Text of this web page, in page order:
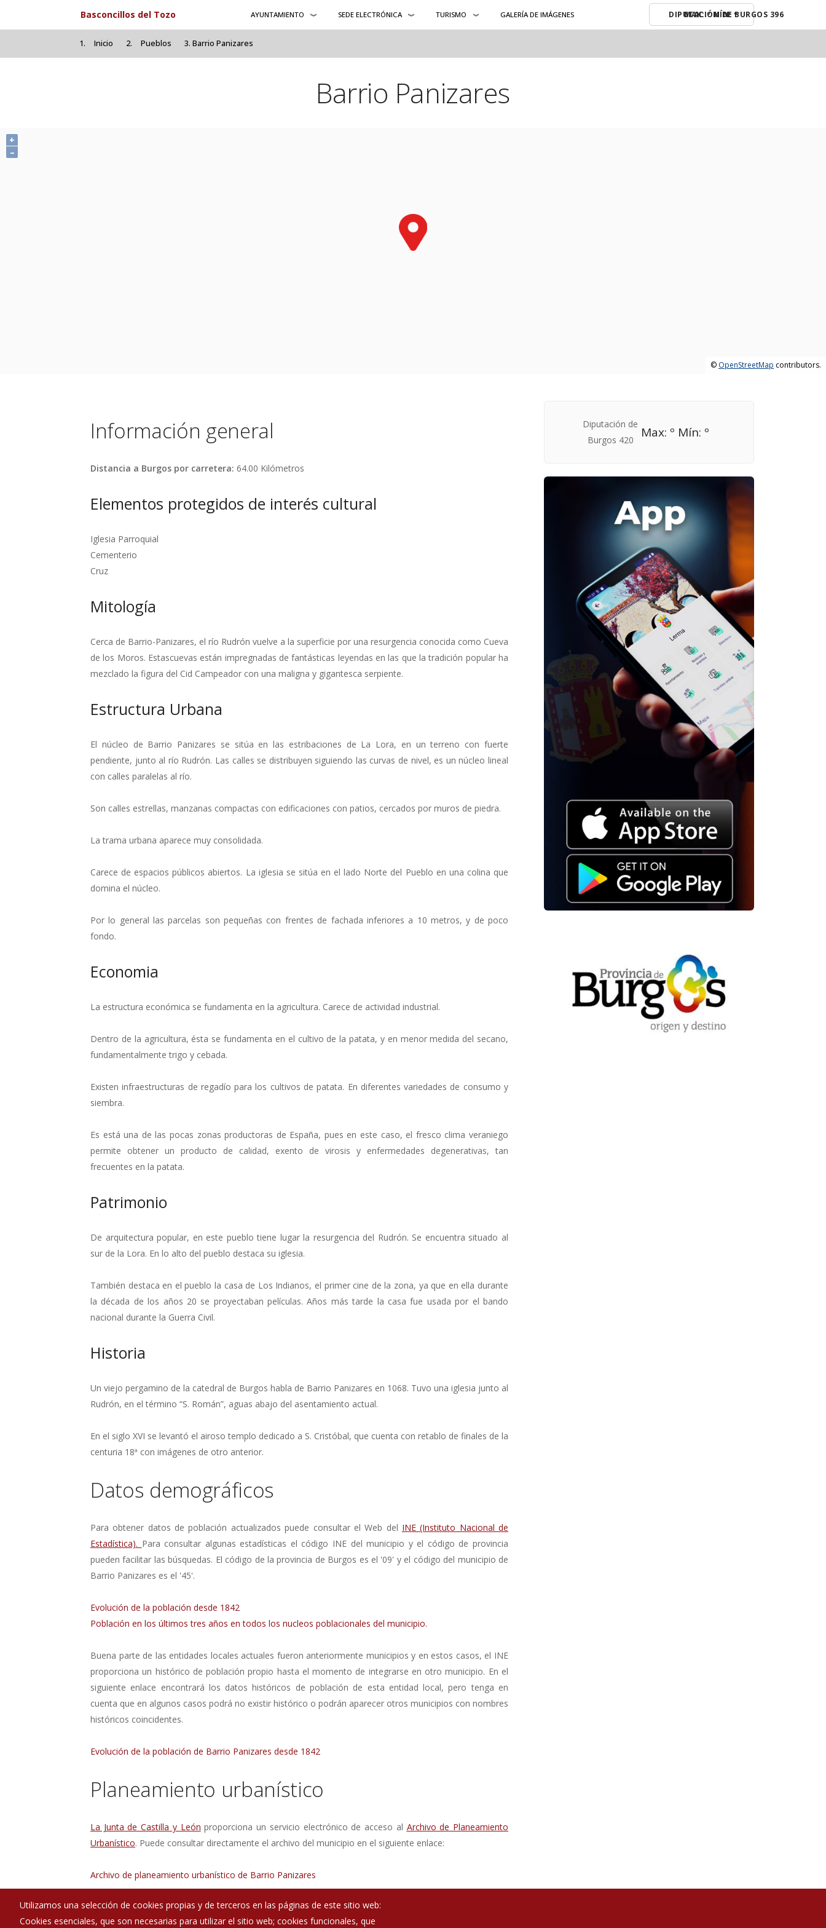
Pasar al contenido principal
Basconcillos del Tozo AYUNTAMIENTO SEDE ELECTRÓNICA TURISMO GALERÍA DE IMÁGENES MAX: º MÍN: º
Inicio Pueblos Barrio Panizares
Barrio Panizares
+
–
© OpenStreetMap contributors.
Max: º Mín: º
Información general
Distancia a Burgos por carretera: 64.00 Kilómetros
Elementos protegidos de interés cultural
Iglesia Parroquial
Cementerio
Cruz
Mitología
Cerca de Barrio-Panizares, el río Rudrón vuelve a la superficie por una resurgencia conocida como Cueva
de los Moros. Estascuevas están impregnadas de fantásticas leyendas en las que la tradición popular ha
mezclado la figura del Cid Campeador con una maligna y gigantesca serpiente.
Estructura Urbana
El núcleo de Barrio Panizares se sitúa en las estribaciones de La Lora, en un terreno con fuerte
pendiente, junto al río Rudrón. Las calles se distribuyen siguiendo las curvas de nivel, es un núcleo lineal
con calles paralelas al río.
Son calles estrellas, manzanas compactas con edificaciones con patios, cercados por muros de piedra.
La trama urbana aparece muy consolidada.
Carece de espacios públicos abiertos. La iglesia se sitúa en el lado Norte del Pueblo en una colina que
domina el núcleo.
Por lo general las parcelas son pequeñas con frentes de fachada inferiores a 10 metros, y de poco
fondo.
Economia
La estructura económica se fundamenta en la agricultura. Carece de actividad industrial.
Dentro de la agricultura, ésta se fundamenta en el cultivo de la patata, y en menor medida del secano,
fundamentalmente trigo y cebada.
Existen infraestructuras de regadío para los cultivos de patata. En diferentes variedades de consumo y
siembra.
Es está una de las pocas zonas productoras de España, pues en este caso, el fresco clima veraniego
permite obtener un producto de calidad, exento de virosis y enfermedades degenerativas, tan
frecuentes en la patata.
Patrimonio
De arquitectura popular, en este pueblo tiene lugar la resurgencia del Rudrón. Se encuentra situado al
sur de la Lora. En lo alto del pueblo destaca su iglesia.
También destaca en el pueblo la casa de Los Indianos, el primer cine de la zona, ya que en ella durante
la década de los años 20 se proyectaban películas. Años más tarde la casa fue usada por el bando
nacional durante la Guerra Civil.
Historia
Un viejo pergamino de la catedral de Burgos habla de Barrio Panizares en 1068. Tuvo una iglesia junto al
Rudrón, en el término “S. Román”, aguas abajo del asentamiento actual.
En el siglo XVI se levantó el airoso templo dedicado a S. Cristóbal, que cuenta con retablo de finales de la
centuria 18ª con imágenes de otro anterior.
Datos demográficos
Para obtener datos de población actualizados puede consultar el Web del INE (Instituto Nacional de
Estadística). Para consultar algunas estadísticas el código INE del municipio y el código de provincia
pueden facilitar las búsquedas. El código de la provincia de Burgos es el '09' y el código del municipio de
Barrio Panizares es el '45'.
Evolución de la población desde 1842
Población en los últimos tres años en todos los nucleos poblacionales del municipio.
Buena parte de las entidades locales actuales fueron anteriormente municipios y en estos casos, el INE
proporciona un histórico de población propio hasta el momento de integrarse en otro municipio. En el
siguiente enlace encontrará los datos históricos de población de esta entidad local, pero tenga en
cuenta que en algunos casos podrá no existir histórico o podrán aparecer otros municipios con nombres
históricos coincidentes.
Evolución de la población de Barrio Panizares desde 1842
Planeamiento urbanístico
La Junta de Castilla y León proporciona un servicio electrónico de acceso al Archivo de Planeamiento
Urbanístico. Puede consultar directamente el archivo del municipio en el siguiente enlace:
Archivo de planeamiento urbanístico de Barrio Panizares
Utilizamos una selección de cookies propias y de terceros en las páginas de este sitio web:
Cookies esenciales, que son necesarias para utilizar el sitio web; cookies funcionales, que
Ayuntamiento de Basconcillos del Tozo